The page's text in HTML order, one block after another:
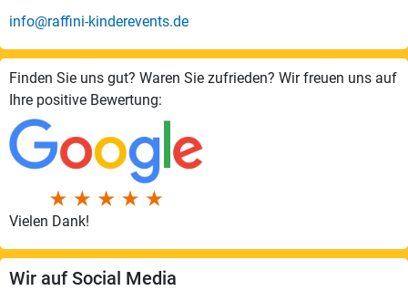
info@raffini-kinderevents.de
Finden Sie uns gut? Waren Sie zufrieden? Wir freuen uns auf
Ihre positive Bewertung:
Vielen Dank!
Wir auf Social Media